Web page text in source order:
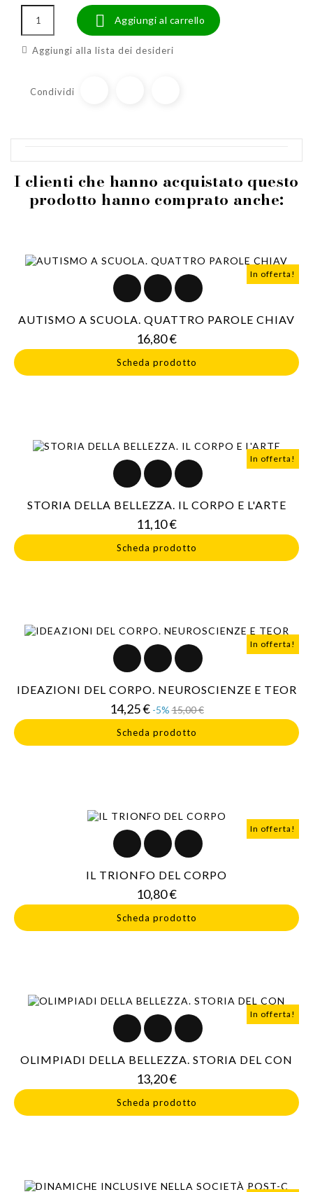
 Aggiungi al carrello
Aggiungi alla lista dei desideri
Condividi
I clienti che hanno acquistato questo
prodotto hanno comprato anche:
In offerta!
AUTISMO A SCUOLA. QUATTRO PAROLE CHIAV
16,80 €Prezzo
Scheda prodotto
In offerta!
STORIA DELLA BELLEZZA. IL CORPO E L'ARTE
11,10 €Prezzo
Scheda prodotto
In offerta!
IDEAZIONI DEL CORPO. NEUROSCIENZE E TEOR
14,25 € Prezzo
base
-5% 15,00 €Prezzo
Scheda prodotto
In offerta!
IL TRIONFO DEL CORPO
10,80 €Prezzo
Scheda prodotto
In offerta!
OLIMPIADI DELLA BELLEZZA. STORIA DEL CON
13,20 €Prezzo
Scheda prodotto